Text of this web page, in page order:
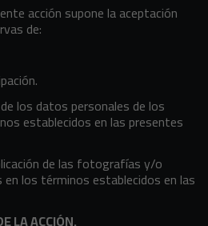
acción supone la aceptación
de:
los datos personales de los
establecidos en las presentes
de las fotografías y/o
en los términos establecidos en las
LA ACCIÓN.